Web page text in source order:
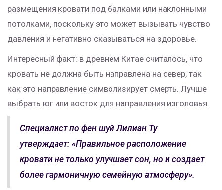
размещения кровати под балками или наклонными
потолками, поскольку это может вызывать чувство
давления и негативно сказываться на здоровье.
Интересный факт: в древнем Китае считалось, что
кровать не должна быть направлена на север, так
как это направление символизирует смерть. Лучше
выбрать юг или восток для направления изголовья.
Специалист по фен шуй Лилиан Ту
утверждает: «Правильное расположение
кровати не только улучшает сон, но и создает
более гармоничную семейную атмосферу».